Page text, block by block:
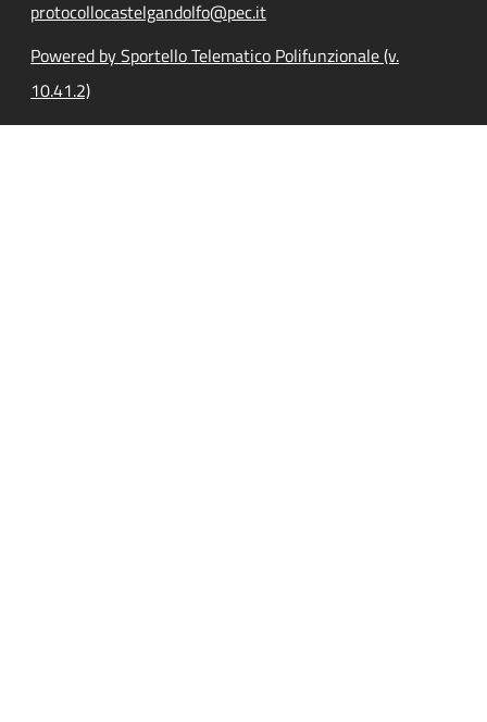
protocollocastelgandolfo@pec.it
Powered by Sportello Telematico Polifunzionale (v.
10.41.2)